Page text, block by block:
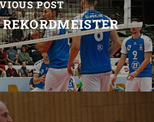
POST